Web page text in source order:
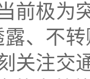
前极为
、不
关注交